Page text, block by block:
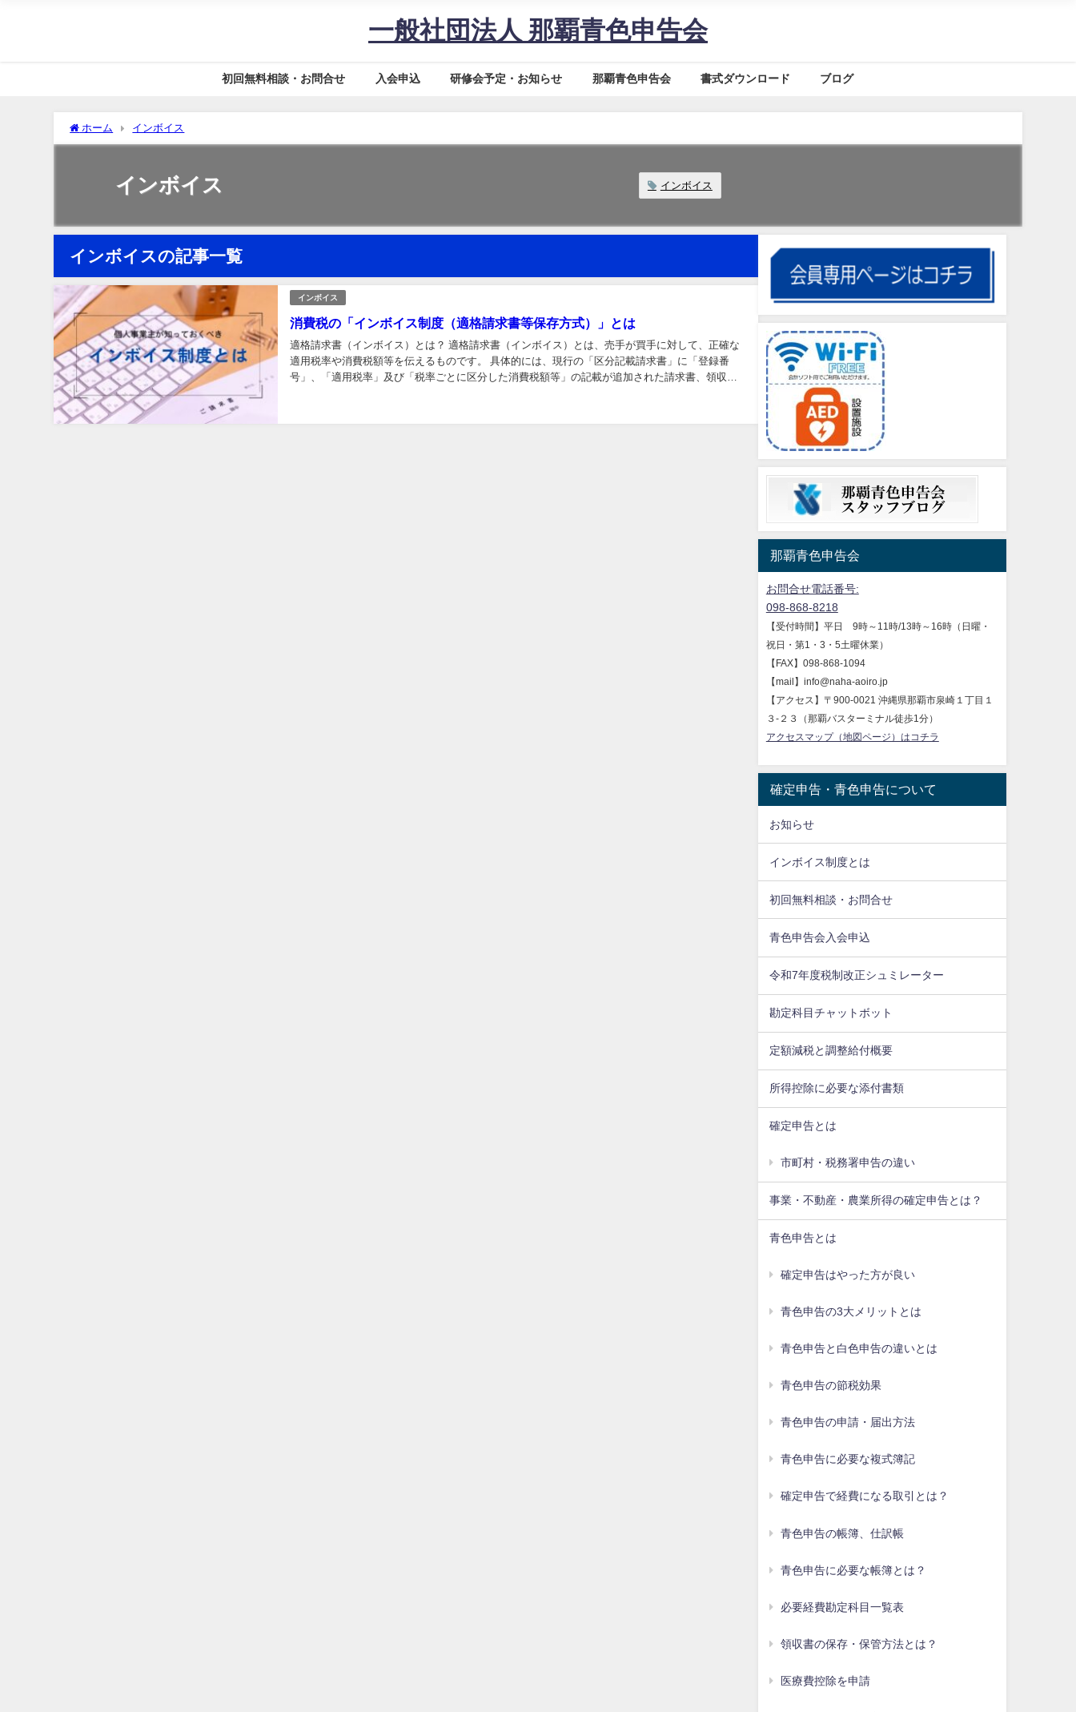
一般社団法人 那覇青色申告会
初回無料相談・お問合せ 入会申込 研修会予定・お知らせ 那覇青色申告会 書式ダウンロード ブログ
ホーム インボイス
インボイス インボイス
インボイスの記事一覧
インボイス
消費税の「インボイス制度（適格請求書等保存方式）」とは
適格請求書（インボイス）とは？ 適格請求書（インボイス）とは、売手が買手に対して、正確な
適用税率や消費税額等を伝えるものです。 具体的には、現行の「区分記載請求書」に「登録番
号」、「適用税率」及び「税率ごとに区分した消費税額等」の記載が追加された請求書、領収
那覇青色申告会
お問合せ電話番号:
098-868-8218
【受付時間】平日 9時～11時/13時～16時（日曜・
祝日・第1・3・5土曜休業）
【FAX】098-868-1094
【mail】info@naha-aoiro.jp
【アクセス】〒900-0021 沖縄県那覇市泉崎１丁目１
３-２３（那覇バスターミナル徒歩1分）
アクセスマップ（地図ページ）はコチラ
確定申告・青色申告について
お知らせ
インボイス制度とは
初回無料相談・お問合せ
青色申告会入会申込
令和7年度税制改正シュミレーター
勘定科目チャットボット
定額減税と調整給付概要
所得控除に必要な添付書類
確定申告とは
市町村・税務署申告の違い
事業・不動産・農業所得の確定申告とは？
青色申告とは
確定申告はやった方が良い
青色申告の3大メリットとは
青色申告と白色申告の違いとは
青色申告の節税効果
青色申告の申請・届出方法
青色申告に必要な複式簿記
確定申告で経費になる取引とは？
青色申告の帳簿、仕訳帳
青色申告に必要な帳簿とは？
必要経費勘定科目一覧表
領収書の保存・保管方法とは？
医療費控除を申請